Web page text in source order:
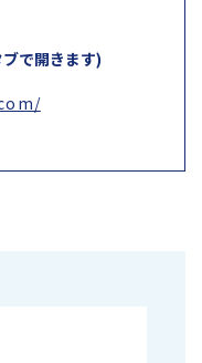
で開きます)